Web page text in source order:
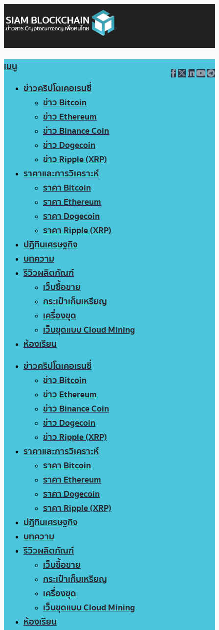
เมนู
ข่าวคริปโตเคอเรนซี่
ข่าว Bitcoin
ข่าว Ethereum
ข่าว Binance Coin
ข่าว Dogecoin
ข่าว Ripple (XRP)
ราคาและการวิเคราะห์
ราคา Bitcoin
ราคา Ethereum
ราคา Dogecoin
ราคา Ripple (XRP)
ปฏิทินเศรษฐกิจ
บทความ
รีวิวผลิตภัณฑ์
เว็บซื้อขาย
กระเป๋าเก็บเหรียญ
เครื่องขุด
เว็บขุดแบบ Cloud Mining
ห้องเรียน
ข่าวคริปโตเคอเรนซี่
ข่าว Bitcoin
ข่าว Ethereum
ข่าว Binance Coin
ข่าว Dogecoin
ข่าว Ripple (XRP)
ราคาและการวิเคราะห์
ราคา Bitcoin
ราคา Ethereum
ราคา Dogecoin
ราคา Ripple (XRP)
ปฏิทินเศรษฐกิจ
บทความ
รีวิวผลิตภัณฑ์
เว็บซื้อขาย
กระเป๋าเก็บเหรียญ
เครื่องขุด
เว็บขุดแบบ Cloud Mining
ห้องเรียน